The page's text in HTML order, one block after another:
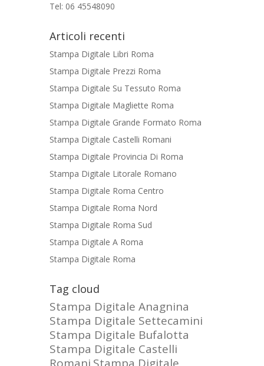
Tel: 06 45548090
Articoli recenti
Stampa Digitale Libri Roma
Stampa Digitale Prezzi Roma
Stampa Digitale Su Tessuto Roma
Stampa Digitale Magliette Roma
Stampa Digitale Grande Formato Roma
Stampa Digitale Castelli Romani
Stampa Digitale Provincia Di Roma
Stampa Digitale Litorale Romano
Stampa Digitale Roma Centro
Stampa Digitale Roma Nord
Stampa Digitale Roma Sud
Stampa Digitale A Roma
Stampa Digitale Roma
Tag cloud
Stampa Digitale Anagnina
Stampa Digitale Settecamini
Stampa Digitale Bufalotta
Stampa Digitale Castelli